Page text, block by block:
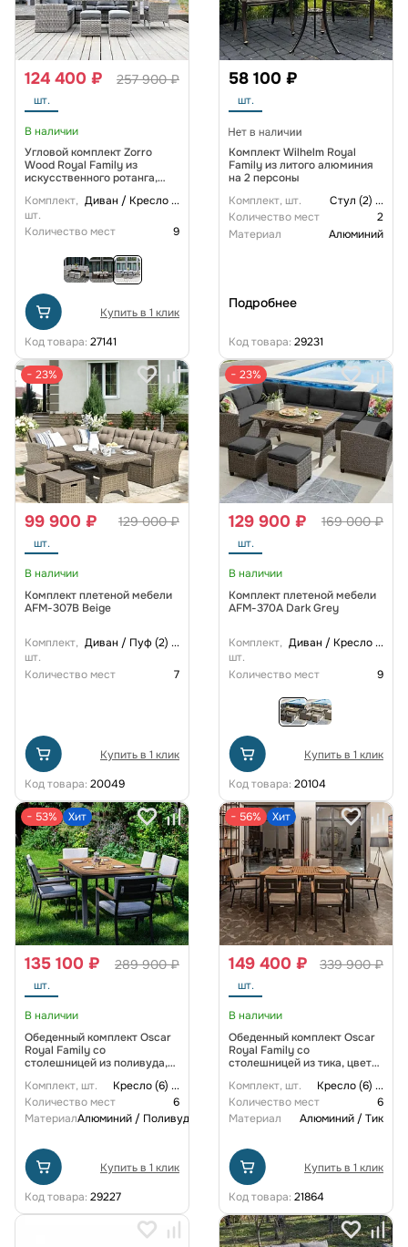
257 900 ₽
124 400 ₽
шт.
В наличии
Угловой комплект Zorro
Wood Royal Family из
искусственного ротанга,
Комплект,
шт.
Диван / Кресло...
Количество мест 9
Купить в 1 клик
Код товара: 27141
58 100 ₽
шт.
Комплект Wilhelm Royal
Family из литого алюминия
на 2 персоны
Комплект, шт.
Стул (2) ...
Количество мест
2
Материал
Алюминий
Подробнее
Код товара: 29231
− 23%
129 000 ₽
99 900 ₽
шт.
В наличии
Комплект плетеной мебели
AFM-307B Beige
Комплект,
шт.
Диван / Пуф (2) ...
Количество мест 7
Купить в 1 клик
Код товара: 20049
− 23%
169 000 ₽
129 900 ₽
шт.
В наличии
Комплект плетеной мебели
AFM-370A Dark Grey
Комплект,
шт.
Диван / Кресло...
Количество мест 9
Купить в 1 клик
Код товара: 20104
− 53% Хит
289 900 ₽
135 100 ₽
шт.
В наличии
Обеденный комплект Oscar
Royal Family со
столешницей из поливуда,
Комплект, шт. Кресло (6) ...
Количество мест
6
МатериалАлюминий / Поливуд
Купить в 1 клик
Код товара: 29227
− 56% Хит
339 900 ₽
149 400 ₽
шт.
В наличии
Обеденный комплект Oscar
Royal Family со
столешницей из тика, цвет
Комплект, шт. Кресло (6) ...
Количество мест
6
Материал
Алюминий / Тик
Купить в 1 клик
Код товара: 21864